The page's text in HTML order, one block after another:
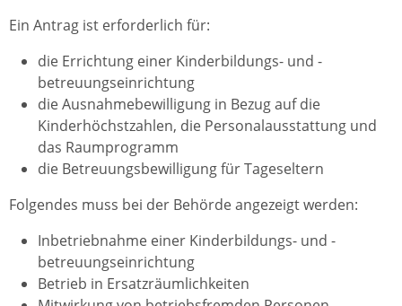
Ein Antrag ist erforderlich für:
die Errichtung einer Kinderbildungs- und -
betreuungseinrichtung
die Ausnahmebewilligung in Bezug auf die
Kinderhöchstzahlen, die Personalausstattung und
das Raumprogramm
die Betreuungsbewilligung für Tageseltern
Folgendes muss bei der Behörde angezeigt werden:
Inbetriebnahme einer Kinderbildungs- und -
betreuungseinrichtung
Betrieb in Ersatzräumlichkeiten